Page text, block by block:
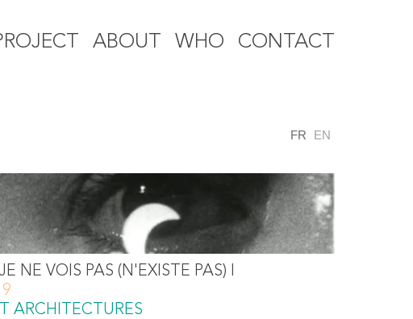
ABOUT WHO CONTACT
FR EN
NE VOIS PAS (N'EXISTE PAS) I
ARCHITECTURES